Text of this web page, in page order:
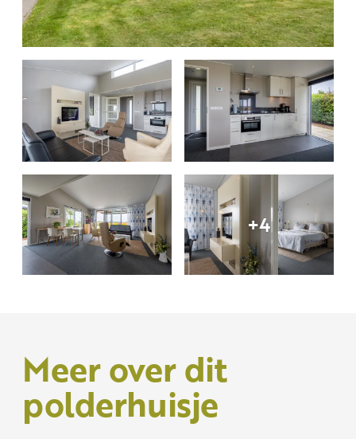
Meer over dit
polderhuisje